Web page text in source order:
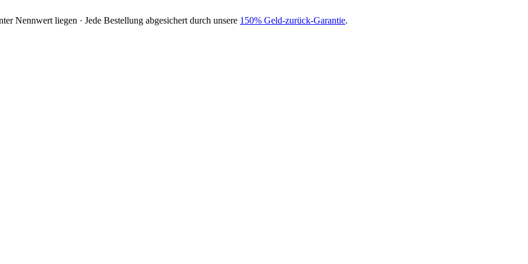
Nennwert liegen · Jede Bestellung abgesichert durch unsere 150% Geld-zurück-Garantie.